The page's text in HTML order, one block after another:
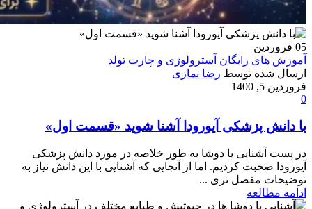
05 فروردین
آموزش های رایگان آسترولوژی و چارت تولد
ارسال شده توسط رضا نمازی
فروردین 5, 1400
0
با دانش پزشکی آیورودا آشنا شوید «قسمت اول»
در پست آشنایی با دوشا به طور خلاصه در مورد دانش پزشکی
آیورودا صحبت کردیم. اما از آنجایی که آشنایی با این دانش نیاز به
توضیحات مفصل تری ...
ادامه مطالعه